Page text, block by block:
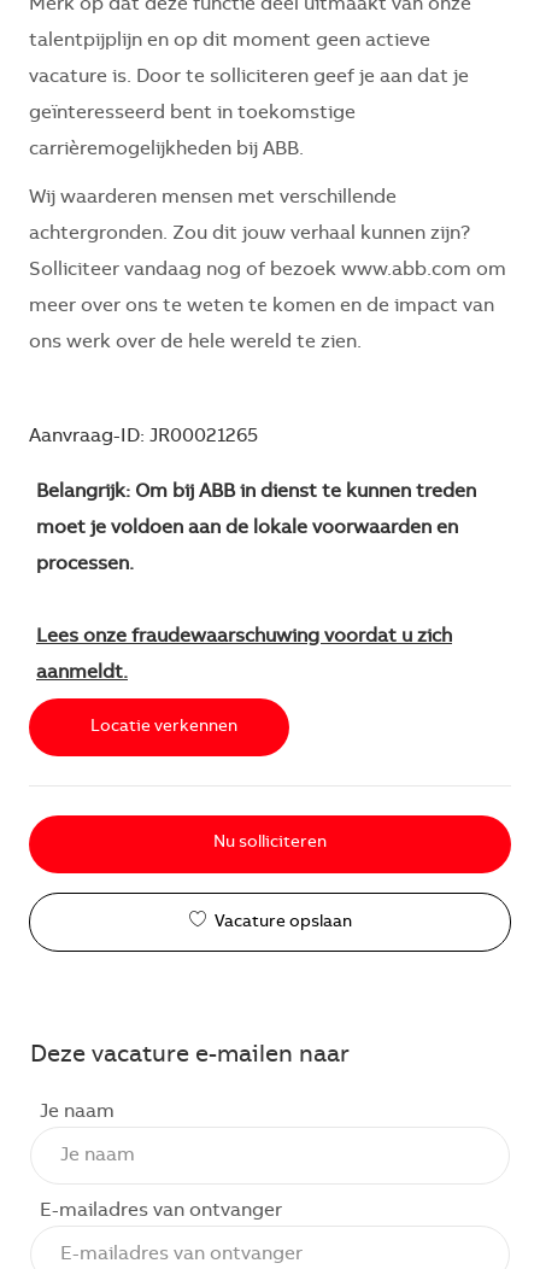
Merk op dat deze functie deel uitmaakt van onze
talentpijplijn en op dit moment geen actieve
vacature is. Door te solliciteren geef je aan dat je
geïnteresseerd bent in toekomstige
carrièremogelijkheden bij ABB.
Wij waarderen mensen met verschillende
achtergronden. Zou dit jouw verhaal kunnen zijn?
Solliciteer vandaag nog of bezoek www.abb.com om
meer over ons te weten te komen en de impact van
ons werk over de hele wereld te zien.
Aanvraag-ID: JR00021265
Belangrijk: Om bij ABB in dienst te kunnen treden
moet je voldoen aan de lokale voorwaarden en
processen.
Lees onze fraudewaarschuwing voordat u zich
aanmeldt.
Locatie verkennen
Nu solliciteren
Vacature opslaan
Deze vacature e-mailen naar
Je naam
E-mailadres van ontvanger